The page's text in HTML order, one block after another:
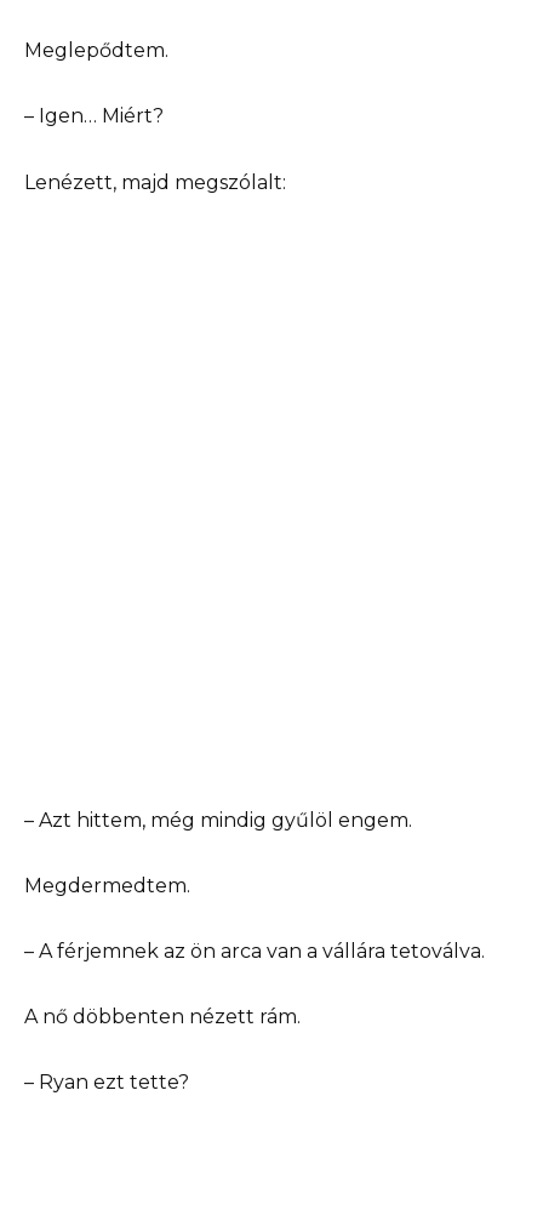
Meglepődtem.
– Igen… Miért?
Lenézett, majd megszólalt:
– Azt hittem, még mindig gyűlöl engem.
Megdermedtem.
– A férjemnek az ön arca van a vállára tetoválva.
A nő döbbenten nézett rám.
– Ryan ezt tette?